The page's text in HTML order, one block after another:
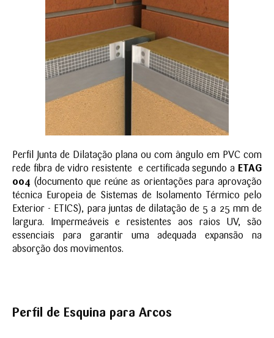
Perfil Junta de Dilatação plana ou com ângulo em PVC com
rede fibra de vidro resistente e certificada segundo a ETAG
004 (documento que reúne as orientações para aprovação
técnica Europeia de Sistemas de Isolamento Térmico pelo
Exterior - ETICS), para juntas de dilatação de 5 a 25 mm de
largura. Impermeáveis e resistentes aos raios UV, são
essenciais para garantir uma adequada expansão na
absorção dos movimentos.
Perfil de Esquina para Arcos